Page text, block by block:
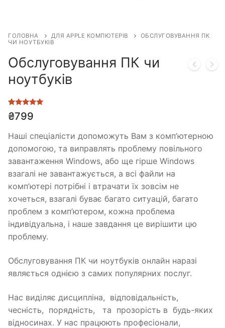
ГОЛОВНА ДЛЯ APPLE КОМПЮТЕРІВ
ОБСЛУГОВУВАННЯ ПК
ЧИ НОУТБУКІВ
Обслуговування ПК чи
ноутбуків
Рейтинг
5.00 з 5 на
опитування
1
покупця
₴799
Наші спеціалісти допоможуть Вам з комп’ютерною
допомогою, та виправлять проблему повільного
завантаження Windows, або ще гірше Windows
взагалі не завантажується, а всі файли на
комп’ютері потрібні і втрачати їх зовсім не
хочеться, взагалі буває багато ситуацій, багато
проблем з комп’ютером, кожна проблема
індивідуальна, і наше завдання це вирішити цю
проблему.
Обслуговування ПК чи ноутбуків онлайн наразі
являється однією з самих популярних послуг.
Нас виділяє дисципліна, відповідальність,
чесність, порядність, та прозорість в будь-яких
відносинах. У нас працюють професіонали,